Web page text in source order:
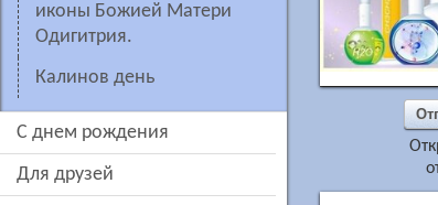
иконы Божией Матери
Одигитрия.
Калинов день
c днем рождения
для друзей